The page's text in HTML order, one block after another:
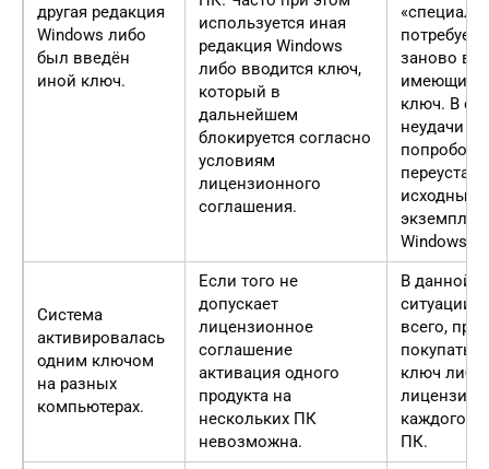
другая редакция
Windows либо
был введён
иной ключ.
используется иная
редакция Windows
либо вводится ключ,
который в
дальнейшем
блокируется согласно
условиям
лицензионного
соглашения.
заново
ключ. В
неудачи
исходный
экземпляр
Windows.
Система
активировалась
одним ключом
на разных
компьютерах.
Если того не
допускает
лицензионное
соглашение
активация одного
продукта на
нескольких ПК
невозможна.
В данной
ситуации,
всего,
покупать
ключ либо
лицензию
каждого
ПК.